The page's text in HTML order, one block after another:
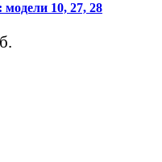
10, 27, 28